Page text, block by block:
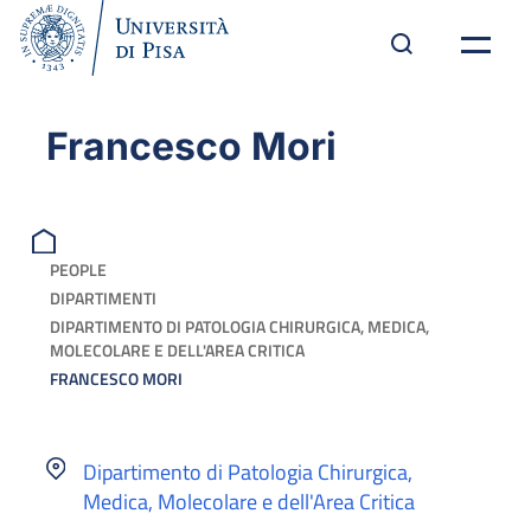
Francesco Mori
PEOPLE
DIPARTIMENTI
DIPARTIMENTO DI PATOLOGIA CHIRURGICA, MEDICA,
MOLECOLARE E DELL'AREA CRITICA
FRANCESCO MORI
Dipartimento di Patologia Chirurgica,
Medica, Molecolare e dell'Area Critica